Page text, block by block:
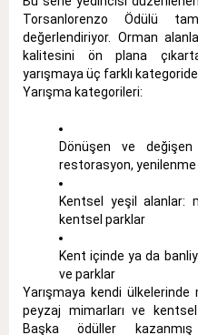
Torsanlorenzo Ödülü
değerlendiriyor. Orman
kalitesini ön plana
yarışmaya üç farklı
Yarışma kategorileri:
Dönüşen ve değişen
restorasyon,
Kentsel yeşil alanlar:
kentsel parklar
Kent içinde ya da
ve parklar
Yarışmaya kendi ülkelerinde
peyzaj mimarları ve kentsel
Başka ödüller